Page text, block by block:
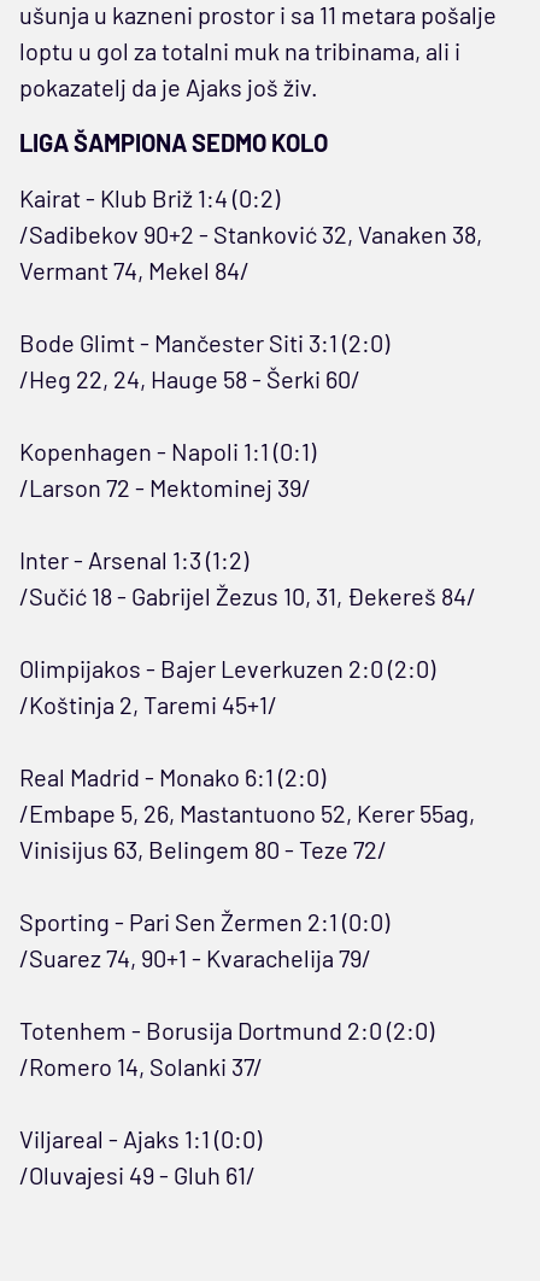
ušunja u kazneni prostor i sa 11 metara pošalje
loptu u gol za totalni muk na tribinama, ali i
pokazatelj da je Ajaks još živ.
LIGA ŠAMPIONA SEDMO KOLO
Kairat - Klub Briž 1:4 (0:2)
/Sadibekov 90+2 - Stanković 32, Vanaken 38,
Vermant 74, Mekel 84/
Bode Glimt - Mančester Siti 3:1 (2:0)
/Heg 22, 24, Hauge 58 - Šerki 60/
Kopenhagen - Napoli 1:1 (0:1)
/Larson 72 - Mektominej 39/
Inter - Arsenal 1:3 (1:2)
/Sučić 18 - Gabrijel Žezus 10, 31, Đekereš 84/
Olimpijakos - Bajer Leverkuzen 2:0 (2:0)
/Koštinja 2, Taremi 45+1/
Real Madrid - Monako 6:1 (2:0)
/Embape 5, 26, Mastantuono 52, Kerer 55ag,
Vinisijus 63, Belingem 80 - Teze 72/
Sporting - Pari Sen Žermen 2:1 (0:0)
/Suarez 74, 90+1 - Kvarachelija 79/
Totenhem - Borusija Dortmund 2:0 (2:0)
/Romero 14, Solanki 37/
Viljareal - Ajaks 1:1 (0:0)
/Oluvajesi 49 - Gluh 61/